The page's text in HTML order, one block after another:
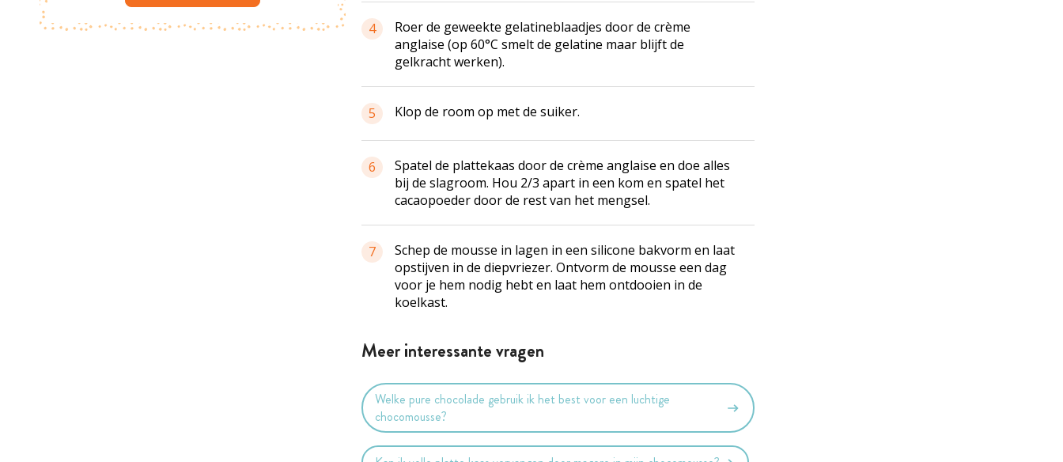
4
Roer de geweekte gelatineblaadjes door de crème
anglaise (op 60°C smelt de gelatine maar blijft de
gelkrachtwerken).
5 Klop de room op met de suiker.
6 Spatel de plattekaas door de crème anglaise en doe alles
bij de slagroom. Hou 2/3 apart in een kom en spatel het
cacaopoeder door de rest van het mengsel.
7
Schep de mousse in lagen in een silicone bakvorm en laat
opstijven in de diepvriezer. Ontvorm de mousse een dag
voor je hem nodig hebt en laat hem ontdooien in de
koelkast.
Meer interessante vragen
Welke pure chocolade gebruik ik het best voor een luchtige
chocomousse?